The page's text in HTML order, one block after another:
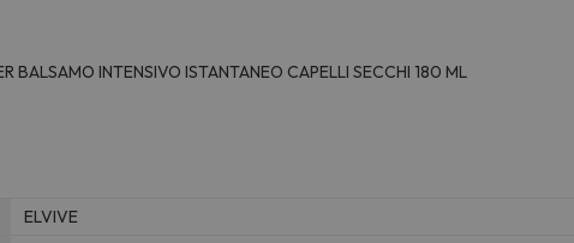
BALSAMO INTENSIVO ISTANTANEO CAPELLI SECCHI 180 ML
ELVIVE